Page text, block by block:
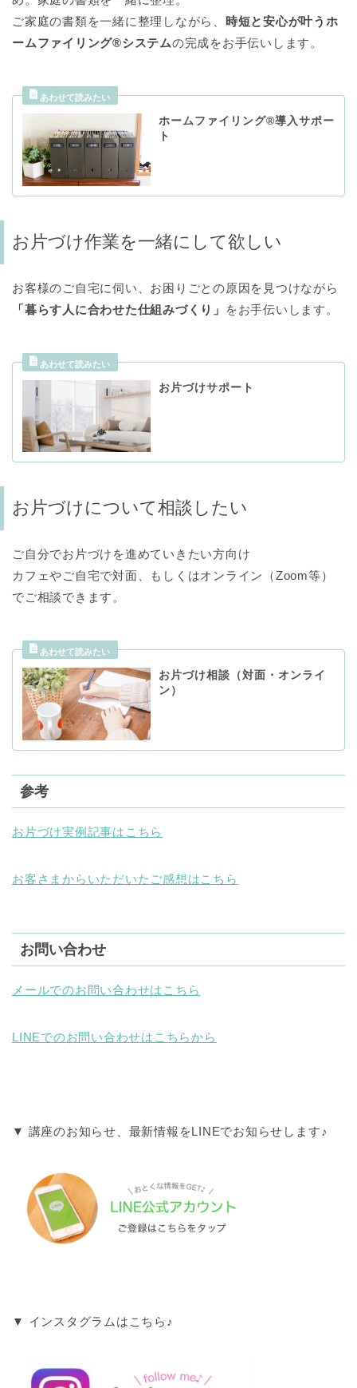
ご家庭の書類を一緒に整理しながら、 時短と安心が叶うホ
ームファイリング®システムの完成をお手伝いします。
ホームファイリング®導入サポー
ト
お片づけ作業を一緒にして欲しい
お客様のご自宅に伺い、お困りごとの原因を見つけながら
「暮らす人に合わせた仕組みづくり」
をお手伝いします。
お片づけサポート
お片づけについて相談したい
ご自分でお片づけを進めていきたい方向け
カフェやご自宅で対面、もしくはオンライン（Zoom等）
でご相談できます。
お片づけ相談（対面・オンライ
ン）
参考
お片づけ実例記事はこちら
お客さまからいただいたご感想はこちら
お問い合わせ
メールでのお問い合わせはこちら
LINEでのお問い合わせはこちらから
▼ 講座のお知らせ、最新情報をLINEでお知らせします♪
▼ インスタグラムはこちら♪